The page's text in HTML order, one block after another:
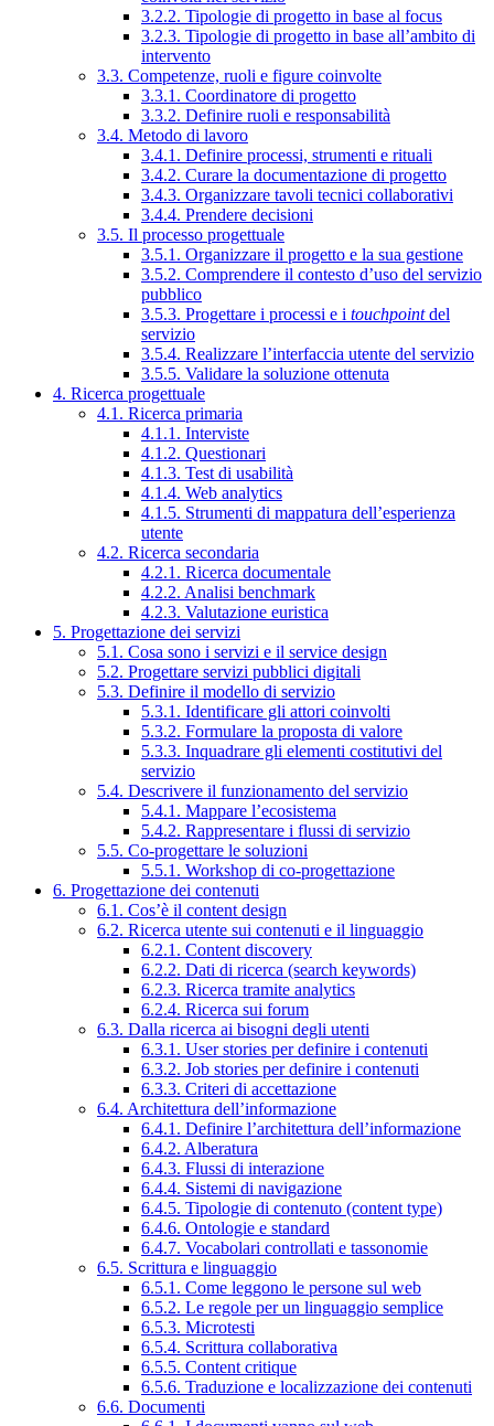
3.2.2. Tipologie di progetto in base al focus
3.2.3. Tipologie di progetto in base all’ambito di
intervento
3.3. Competenze, ruoli e figure coinvolte
3.3.1. Coordinatore di progetto
3.3.2. Definire ruoli e responsabilità
3.4. Metodo di lavoro
3.4.1. Definire processi, strumenti e rituali
3.4.2. Curare la documentazione di progetto
3.4.3. Organizzare tavoli tecnici collaborativi
3.4.4. Prendere decisioni
3.5. Il processo progettuale
3.5.1. Organizzare il progetto e la sua gestione
3.5.2. Comprendere il contesto d’uso del servizio
pubblico
3.5.3. Progettare i processi e i touchpointdel
servizio
3.5.4. Realizzare l’interfaccia utente del servizio
3.5.5. Validare la soluzione ottenuta
4. Ricerca progettuale
4.1. Ricerca primaria
4.1.1. Interviste
4.1.2. Questionari
4.1.3. Test di usabilità
4.1.4. Web analytics
4.1.5. Strumenti di mappatura dell’esperienza
utente
4.2. Ricerca secondaria
4.2.1. Ricerca documentale
4.2.2. Analisi benchmark
4.2.3. Valutazione euristica
5. Progettazione dei servizi
5.1. Cosa sono i servizi e il service design
5.2. Progettare servizi pubblici digitali
5.3. Definire il modello di servizio
5.3.1. Identificare gli attori coinvolti
5.3.2. Formulare la proposta di valore
5.3.3. Inquadrare gli elementi costitutivi del
servizio
5.4. Descrivere il funzionamento del servizio
5.4.1. Mappare l’ecosistema
5.4.2. Rappresentare i flussi di servizio
5.5. Co-progettare le soluzioni
5.5.1. Workshop di co-progettazione
6. Progettazione dei contenuti
6.1. Cos’è il content design
6.2. Ricerca utente sui contenuti e il linguaggio
6.2.1. Content discovery
6.2.2. Dati di ricerca (search keywords)
6.2.3. Ricerca tramite analytics
6.2.4. Ricerca sui forum
6.3. Dalla ricerca ai bisogni degli utenti
6.3.1. User stories per definire i contenuti
6.3.2. Job stories per definire i contenuti
6.3.3. Criteri di accettazione
6.4. Architettura dell’informazione
6.4.1. Definire l’architettura dell’informazione
6.4.2. Alberatura
6.4.3. Flussi di interazione
6.4.4. Sistemi di navigazione
6.4.5. Tipologie di contenuto (content type)
6.4.6. Ontologie e standard
6.4.7. Vocabolari controllati e tassonomie
6.5. Scrittura e linguaggio
6.5.1. Come leggono le persone sul web
6.5.2. Le regole per un linguaggio semplice
6.5.3. Microtesti
6.5.4. Scrittura collaborativa
6.5.5. Content critique
6.5.6. Traduzione e localizzazione dei contenuti
6.6. Documenti